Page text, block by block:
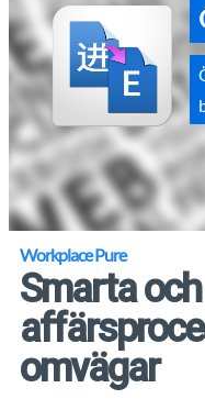
Workplace Pure
Smarta
omvägar